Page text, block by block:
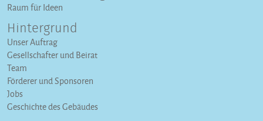
Raum für Ideen
Hintergrund
Unser Auftrag
Gesellschafter und Beirat
Team
Förderer und Sponsoren
Jobs
Geschichte des Gebäudes